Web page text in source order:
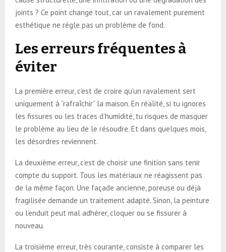
joints ? Ce point change tout, car un ravalement purement
esthétique ne règle pas un problème de fond.
Les erreurs fréquentes à
éviter
La première erreur, c’est de croire qu’un ravalement sert
uniquement à “rafraîchir” la maison. En réalité, si tu ignores
les fissures ou les traces d’humidité, tu risques de masquer
le problème au lieu de le résoudre. Et dans quelques mois,
les désordres reviennent.
La deuxième erreur, c’est de choisir une finition sans tenir
compte du support. Tous les matériaux ne réagissent pas
de la même façon. Une façade ancienne, poreuse ou déjà
fragilisée demande un traitement adapté. Sinon, la peinture
ou l’enduit peut mal adhérer, cloquer ou se fissurer à
nouveau.
La troisième erreur, très courante, consiste à comparer les